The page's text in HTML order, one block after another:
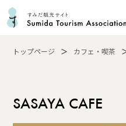
トップページ カフェ・喫茶
SASAYA CAFE